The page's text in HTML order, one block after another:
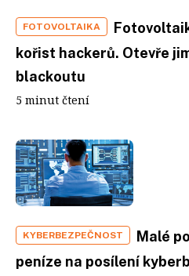
FOTOVOLTAIKA
kořist hackerů. Otevře
blackoutu
5 minut čtení
KYBERBEZPEČNOST
Malé
peníze na posílení